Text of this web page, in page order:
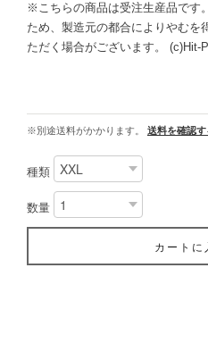
※こちらの商品は受注生産品です
ため、製造元の都合によりやむを
ただく場合がございます。 (c)Hit-
※別途送料がかかります。 送料を確認す
種類
数量
カートに